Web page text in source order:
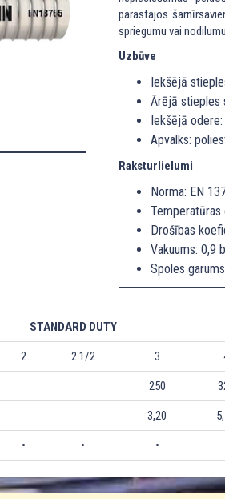
parastajos
spriegumu vai
Uzbūve
Iekšējā
Ārējā stieples
Iekšējā
Apvalks:
Raksturlielumi
Norma: EN
Temperatūras
Drošības
Vakuums: 0,9
Spoles
STANDARD DUTY
2 2 1/2 3
250
3,20
• • •